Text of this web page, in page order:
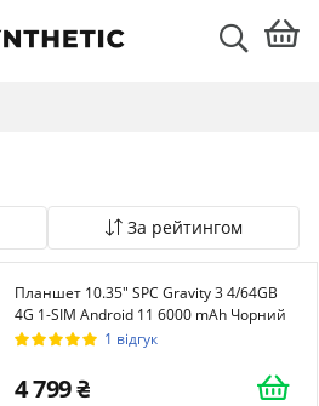
За рейтингом
Планшет 10.35" SPC Gravity 3 4/64GB
4G 1-SIM Android 11 6000 mAh Чорний
1 відгук
4 799